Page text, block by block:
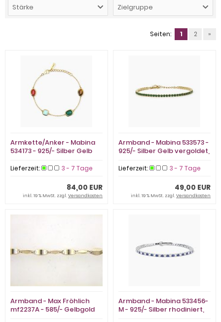
Stärke Zielgruppe
Seiten: 1 2 »
Armkette/Anker - Mabina
534173 - 925/- Silber Gelb
Lieferzeit: 3 - 7 Tage
84,00 EUR
inkl. 19 % MwSt. zzgl.Versandkosten
Armband - Mabina 533573 -
925/- Silber Gelb vergoldet,
Lieferzeit: 3 - 7 Tage
49,00 EUR
inkl. 19 % MwSt. zzgl.Versandkosten
Armband - Max Fröhlich
mf2237A - 585/- Gelbgold
Armband - Mabina 533456-
M - 925/- Silber rhodiniert,